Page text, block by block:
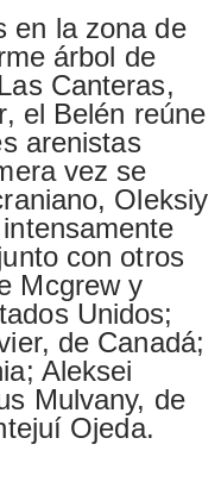
en la zona de
árbol de
Canteras,
el Belén reúne
arenistas
vez se
Oleksiy
con otros
Mcgrew y
Unidos;
de Canadá;
Aleksei
Mulvany, de
Ojeda.